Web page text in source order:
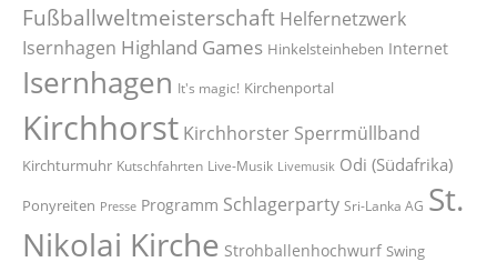
Fußballweltmeisterschaft Helfernetzwerk
Isernhagen Highland Games Hinkelsteinheben Internet
Isernhagen It's magic! Kirchenportal
Kirchhorst Kirchhorster Sperrmüllband
Kirchturmuhr Kutschfahrten Live-Musik Livemusik Odi (Südafrika)
Ponyreiten Presse Programm Schlagerparty Sri-Lanka AG St.
Nikolai Kirche Strohballenhochwurf Swing